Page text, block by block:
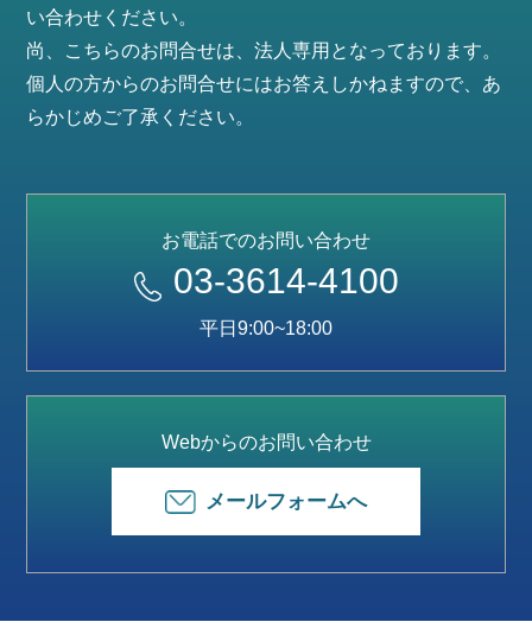
い合わせください。
尚、こちらのお問合せは、法人専用となっております。
個人の方からのお問合せにはお答えしかねますので、あ
らかじめご了承ください。
お電話でのお問い合わせ
03-3614-4100
平日9:00~18:00
Webからのお問い合わせ
メールフォームへ